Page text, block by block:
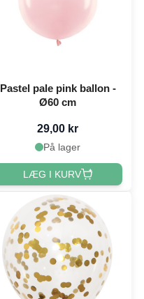
Pastel pale pink ballon -
Ø60 cm
29,00 kr
På lager
LÆG I KURV